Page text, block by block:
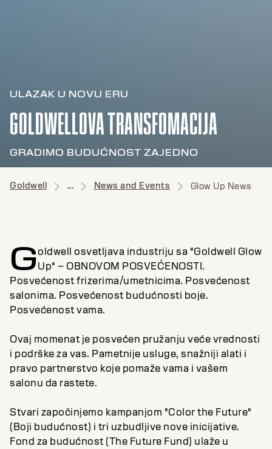
ULAZAK U NOVU ERU
GOLDWELLOVA TRANSFOMACIJA
GRADIMO BUDUĆNOST ZAJEDNO
Goldwell ... News and Events Glow Up News
Goldwell osvetljava industriju sa "Goldwell Glow
Up" – OBNOVOM POSVEĆENOSTI.
Posvećenost frizerima/umetnicima. Posvećenost
salonima. Posvećenost budućnosti boje.
Posvećenost vama.
Ovaj momenat je posvećen pružanju veće vrednosti
i podrške za vas. Pametnije usluge, snažniji alati i
pravo partnerstvo koje pomaže vama i vašem
salonu da rastete.
Stvari započinjemo kampanjom "Color the Future"
(Boji budućnost) i tri uzbudljive nove inicijative.
Fond za budućnost (The Future Fund) ulaže u